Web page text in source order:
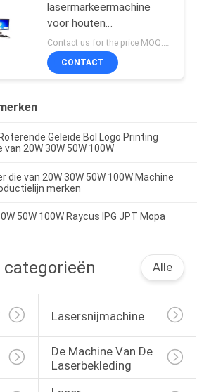
lasermarkeermachine
voor houten
flesdopplugstoppers
CONTACT
Geleide Bol Logo Printing
20W 30W 50W 100W
die van 20W 30W 50W 100W Machine
merken
50W 100W Raycus IPG JPT Mopa
Alle
Lasersnijmachine
De Machine Van De
Laserbekleding